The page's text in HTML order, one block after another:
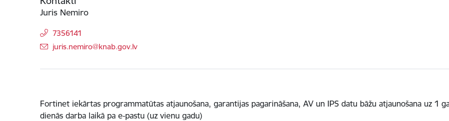
Juris Nemiro
7356141
E-pasts:
juris.nemiro@knab.gov.lv
Fortinet iekārtas programmatūtas atjaunošana, garantijas pagarināšana, AV un IPS datu bāžu atjaunošana uz 1
dienās darba laikā pa e-pastu (uz vienu gadu)